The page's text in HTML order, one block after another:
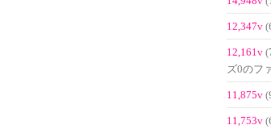
12,347v
12,161v
ズ0のフ
11,875v
11,753v